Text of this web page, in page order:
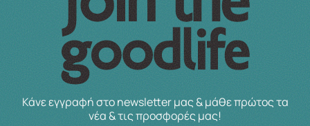
Κάνε εγγραφή στο newsletter μας & μάθε πρώτος τα
νέα & τις προσφορές μας!